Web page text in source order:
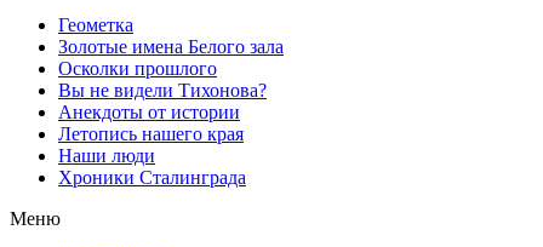
Геометка
Золотые имена Белого зала
Осколки прошлого
Вы не видели Тихонова?
Анекдоты от истории
Летопись нашего края
Наши люди
Хроники Сталинграда
Меню